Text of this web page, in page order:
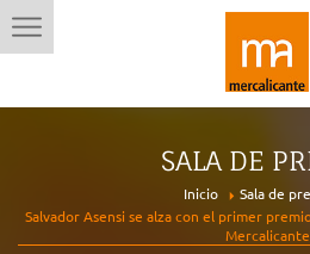
SALA DE
Inicio
Sala de
Salvador Asensi se alza con el primer
Mercalicante